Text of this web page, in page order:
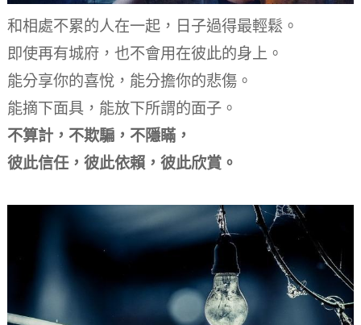
和相處不累的人在一起， 日子過得最輕鬆。
即使再有城府， 也不會用在彼此的身上。
能分享你的喜悅，能分擔你的悲傷。
能摘下面具，能放下所謂的面子。
不算計，不欺騙，不隱瞞，
彼此信任，彼此依賴，彼此欣賞。